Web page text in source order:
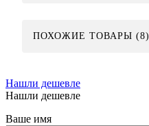
ПОХОЖИЕ ТОВАРЫ (8)
Нашли дешевле
Нашли дешевле
Ваше имя